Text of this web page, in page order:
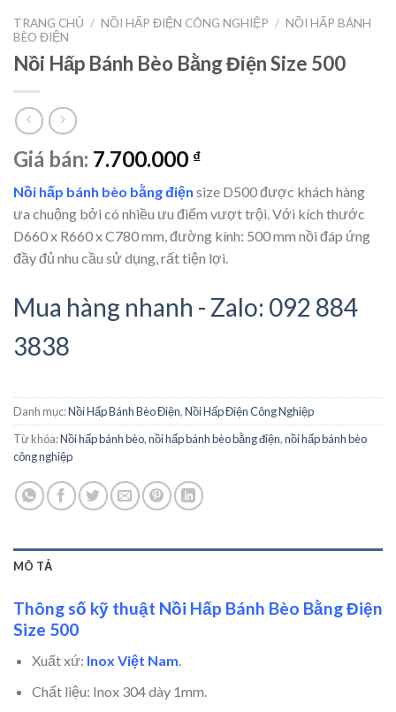
TRANG CHỦ / NỒI HẤP ĐIỆN CÔNG NGHIỆP / NỒI HẤP BÁNH
BÈO ĐIỆN
Nồi Hấp Bánh Bèo Bằng Điện Size 500
Giá bán: 7.700.000 ₫
Nồi hấp bánh bèo bằng điện size D500 được khách hàng
ưa chuộng bởi có nhiều ưu điểm vượt trội. Với kích thước
D660 x R660 x C780 mm, đường kính: 500 mm nồi đáp ứng
đầy đủ nhu cầu sử dụng, rất tiện lợi.
Mua hàng nhanh - Zalo: 092 884
3838
Danh mục:Nồi Hấp Bánh Bèo Điện,Nồi Hấp Điện Công Nghiệp
Từ khóa:Nồi hấp bánh bèo,nồi hấp bánh bèo bằng điện,nồi hấp bánh bèo
công nghiệp
MÔ TẢ
Thông số kỹ thuật Nồi Hấp Bánh Bèo Bằng Điện
Size 500
Xuất xứ: Inox Việt Nam.
Chất liệu: Inox 304 dày 1mm.